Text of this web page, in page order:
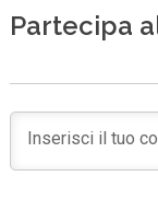
Partecipa